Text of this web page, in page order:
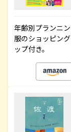
年齢別プランニ
服のショッピン
ップ付き。